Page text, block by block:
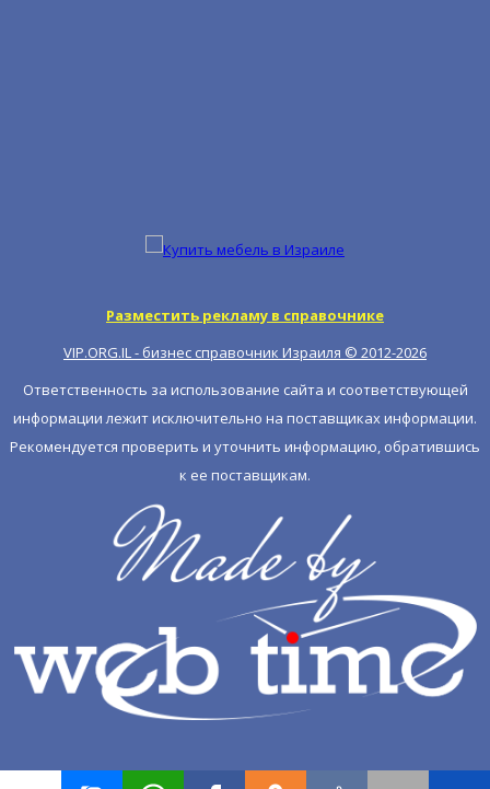
Разместить рекламу в справочнике
VIP.ORG.IL - бизнес справочник Израиля © 2012-2026
Ответственность за использование сайта и соответствующей
информации лежит исключительно на поставщиках информации.
Рекомендуется проверить и уточнить информацию, обратившись
к ее поставщикам.